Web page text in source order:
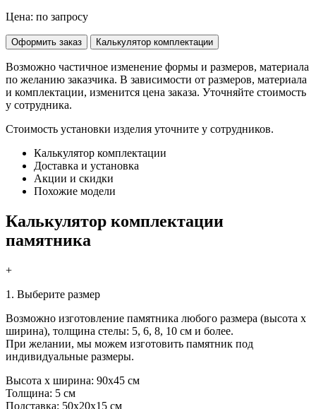
Цена: по запросу
Возможно частичное изменение формы и размеров, материала
по желанию заказчика. В зависимости от размеров, материала
и комплектации, изменится цена заказа. Уточняйте стоимость
у сотрудника.
Стоимость установки изделия уточните у сотрудников.
Калькулятор комплектации
Доставка и установка
Акции и скидки
Похожие модели
Калькулятор комплектации
памятника
+
1. Выберите размер
Возможно изготовление памятника любого размера (высота х
ширина), толщина стелы: 5, 6, 8, 10 см и более.
При желании, мы можем изготовить памятник под
индивидуальные размеры.
Высота х ширина: 90х45 см
Толщина: 5 см
Подставка: 50х20х15 см